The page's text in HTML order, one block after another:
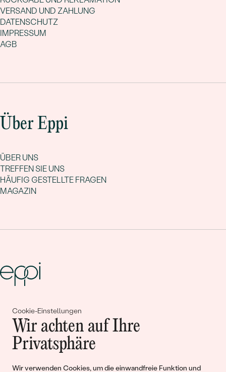
Cookie-Einstellungen
Wir achten auf Ihre
Privatsphäre
Wir verwenden Cookies, um die einwandfreie Funktion und
VERSAND UND ZAHLUNG
DATENSCHUTZ
IMPRESSUM
AGB
Über Eppi
ÜBER UNS
TREFFEN SIE UNS
HÄUFIG GESTELLTE FRAGEN
MAGAZIN
Gemeinsam erschaffen wir
Geschichten von Schönheit und
Liebe